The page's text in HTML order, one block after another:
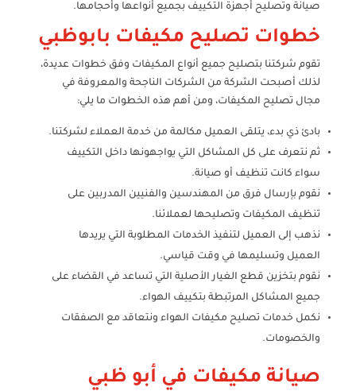
صيانة وتصليح أجهزة التكييف بجميع أنواعها وأحجامها.
خطوات تصليح مكيفات بابوظبي
تقوم شركتنا بتصليح جميع أنواع المكيفات وفق خطوات عديدة،
لذلك أصبحت الشركة من الشركات الناجحة والمعروفة في
مجال تصليح المكيفات، ومن أهم هذه الخطوات ما يلي:
بادئ ذي بدء، يتلقى العميل مكالمة من خدمة العملاء لشركتنا.
ثم نتعرف على كل المشاكل التي يواجهونها داخل التكييف
سواء كانت تنظيف أو صيانة.
نقوم بإرسال فرق من المهندسين والفنيين المدربين على
تنظيف المكيفات وتصليحها لعملائنا.
نذهب إلى العميل لتنفيذ الخدمات المطلوبة التي يريدها
العميل وتسليمها في وقت قياسي.
نقوم بتخزين قطع الغيار الأصلية التي تساعد في القضاء على
جميع المشاكل المرتبطة بتكييف الهواء.
نكمل خدمات تصليح مكيفات الهواء ونتعاقد مع الصفقات
والخصومات.
صيانة مكيفات في أبو ظبي